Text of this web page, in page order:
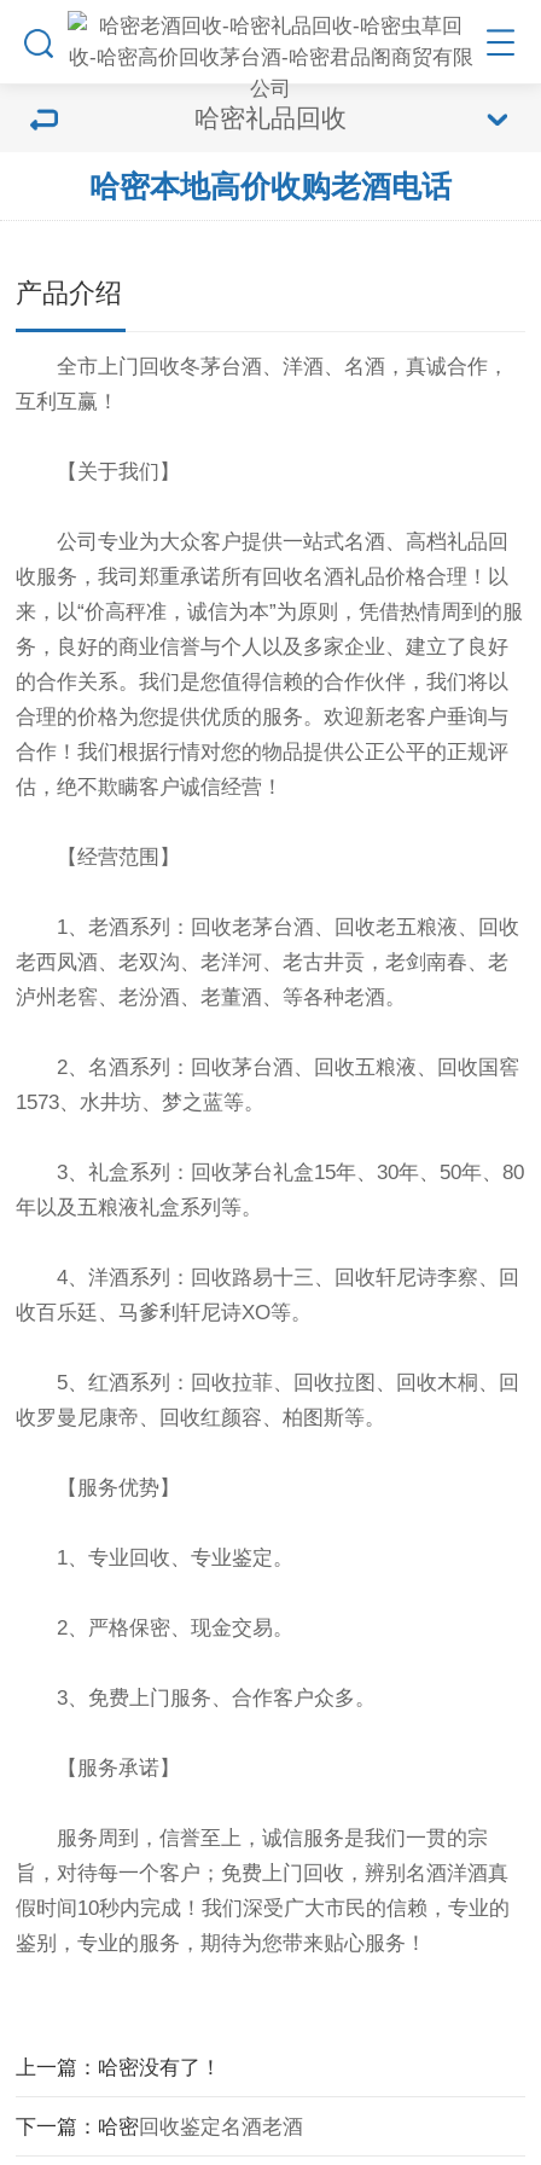
哈密礼品回收
哈密本地高价收购老酒电话
产品介绍
全市上门回收冬茅台酒、洋酒、名酒，真诚合作，
互利互赢！
【关于我们】
公司专业为大众客户提供一站式名酒、高档礼品回
收服务，我司郑重承诺所有回收名酒礼品价格合理！以
来，以“价高秤准，诚信为本”为原则，凭借热情周到的服
务，良好的商业信誉与个人以及多家企业、建立了良好
的合作关系。我们是您值得信赖的合作伙伴，我们将以
合理的价格为您提供优质的服务。欢迎新老客户垂询与
合作！我们根据行情对您的物品提供公正公平的正规评
估，绝不欺瞒客户诚信经营！
【经营范围】
1、老酒系列：回收老茅台酒、回收老五粮液、回收
老西凤酒、老双沟、老洋河、老古井贡，老剑南春、老
泸州老窖、老汾酒、老董酒、等各种老酒。
2、名酒系列：回收茅台酒、回收五粮液、回收国窖
1573、水井坊、梦之蓝等。
3、礼盒系列：回收茅台礼盒15年、30年、50年、80
年以及五粮液礼盒系列等。
4、洋酒系列：回收路易十三、回收轩尼诗李察、回
收百乐廷、马爹利轩尼诗XO等。
5、红酒系列：回收拉菲、回收拉图、回收木桐、回
收罗曼尼康帝、回收红颜容、柏图斯等。
【服务优势】
1、专业回收、专业鉴定。
2、严格保密、现金交易。
3、免费上门服务、合作客户众多。
【服务承诺】
服务周到，信誉至上，诚信服务是我们一贯的宗
旨，对待每一个客户；免费上门回收，辨别名酒洋酒真
假时间10秒内完成！我们深受广大市民的信赖，专业的
鉴别，专业的服务，期待为您带来贴心服务！
上一篇：哈密没有了！
下一篇：哈密回收鉴定名酒老酒